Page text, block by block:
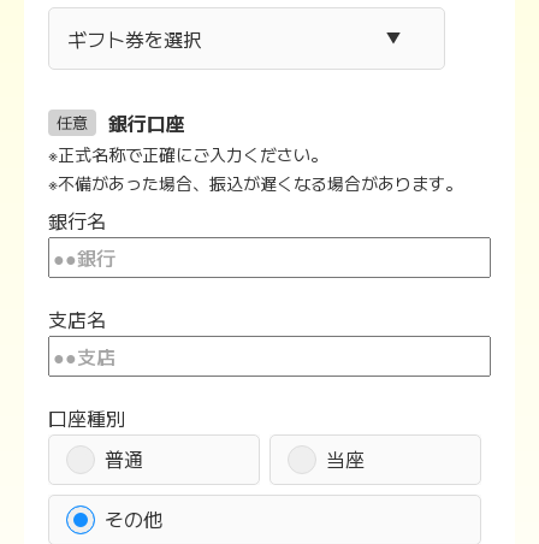
銀行口座
任意
※正式名称で正確にご入力ください。
※不備があった場合、振込が遅くなる場合があります。
銀行名
支店名
口座種別
普通
当座
その他